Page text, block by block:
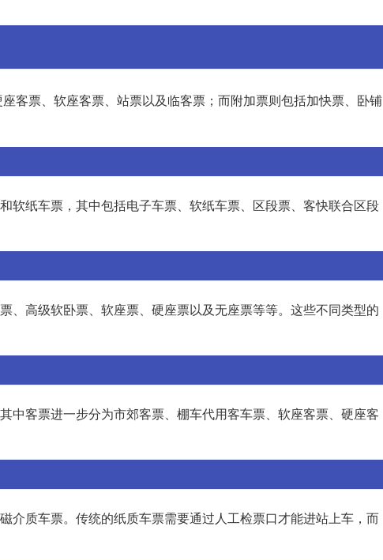
客票、软座客票、站票以及临客票；而附加票则包括加快票、卧铺
软纸车票，其中包括电子车票、软纸车票、区段票、客快联合区段
、高级软卧票、软座票、硬座票以及无座票等等。这些不同类型的
中客票进一步分为市郊客票、棚车代用客车票、软座客票、硬座客
介质车票。传统的纸质车票需要通过人工检票口才能进站上车，而